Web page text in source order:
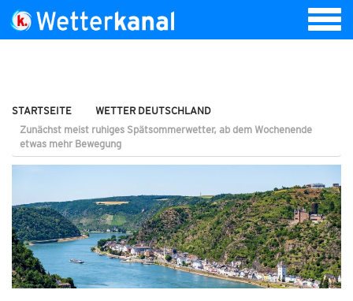
STARTSEITE
WETTER DEUTSCHLAND
Zunächst meist ruhiges Spätsommerwetter, ab dem Wochenende
etwas mehr Bewegung